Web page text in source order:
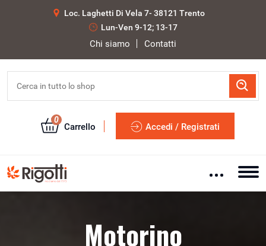
Loc. Laghetti Di Vela 7- 38121 Trento
Lun-Ven 9-12; 13-17
Chi siamo Contatti
0
Carrello Accedi / Registrati
Motorino